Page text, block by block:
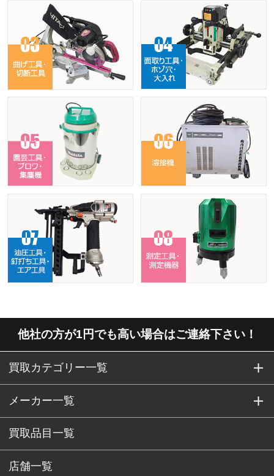
他社の方が1円でも高い場合はご連絡下さい！
買取カテゴリー一覧
メーカー一覧
買取品目一覧
店舗一覧